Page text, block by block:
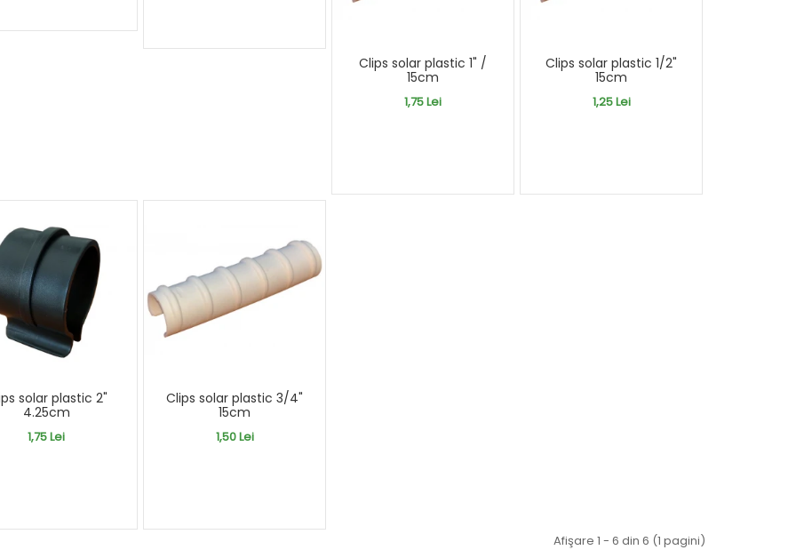
Clips solar plastic 1" /
15cm
1,75 Lei
Clips solar plastic 1/2"
15cm
1,25 Lei
solar plastic 2"
4.25cm
1,75 Lei
Clips solar plastic 3/4"
15cm
1,50 Lei
Afişare 1 - 6 din 6 (1 pagini)